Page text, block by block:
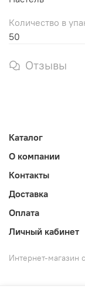
Количество в
50
Отзывы
Каталог
О компании
Контакты
Доставка
Оплата
Личный кабинет
Интернет-магазин